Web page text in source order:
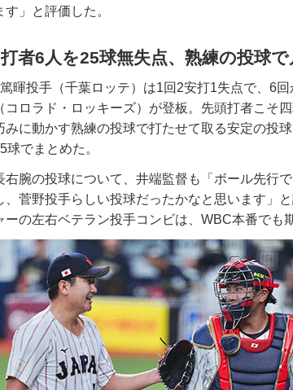
」と評価した。
者6人を25球無失点、熟練の投球で
暉投手（千葉ロッテ）は1回2安打1失点で、6
コロラド・ロッキーズ）が登板。先頭打者こそ
みに動かす熟練の投球で打たせて取る安定の投
でまとめた。
腕の投球について、井端監督も「ボール先行
、菅野投手らしい投球だったかなと思います」
ーの左右ベテラン投手コンビは、WBC本番でも